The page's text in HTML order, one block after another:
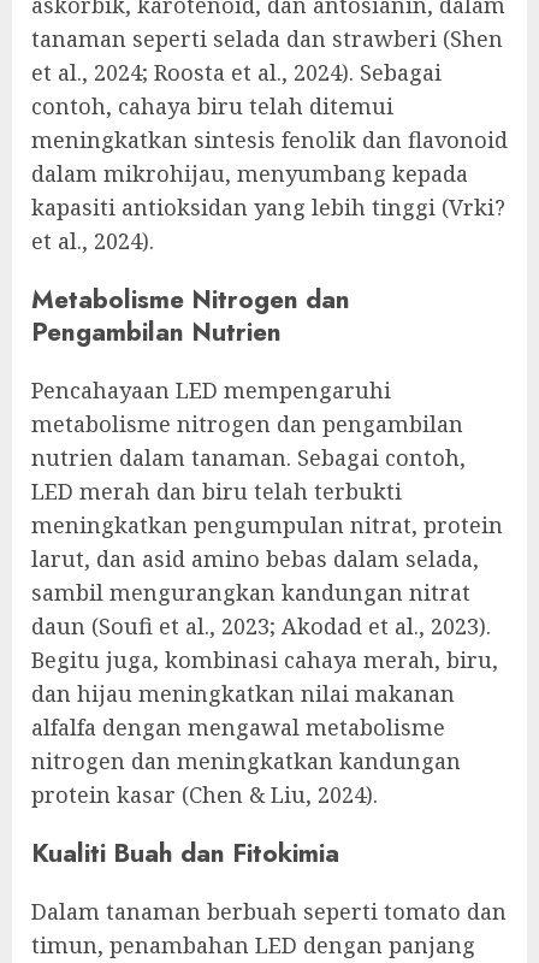
tanaman seperti selada dan strawberi (Shen
et al., 2024; Roosta et al., 2024). Sebagai
contoh, cahaya biru telah ditemui
meningkatkan sintesis fenolik dan flavonoid
dalam mikrohijau, menyumbang kepada
kapasiti antioksidan yang lebih tinggi (Vrki?
et al., 2024).
Metabolisme Nitrogen dan
Pengambilan Nutrien
Pencahayaan LED mempengaruhi
metabolisme nitrogen dan pengambilan
nutrien dalam tanaman. Sebagai contoh,
LED merah dan biru telah terbukti
meningkatkan pengumpulan nitrat, protein
larut, dan asid amino bebas dalam selada,
sambil mengurangkan kandungan nitrat
daun (Soufi et al., 2023; Akodad et al., 2023).
Begitu juga, kombinasi cahaya merah, biru,
dan hijau meningkatkan nilai makanan
alfalfa dengan mengawal metabolisme
nitrogen dan meningkatkan kandungan
protein kasar (Chen & Liu, 2024).
Kualiti Buah dan Fitokimia
Dalam tanaman berbuah seperti tomato dan
timun, penambahan LED dengan panjang